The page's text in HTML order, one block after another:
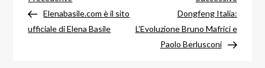
articoli
precedente
Elenabasile.com è il sito
ufficiale di Elena Basile
Dongfeng Italia:
L’Evoluzione Bruno Mafrici e
Paolo Berlusconi